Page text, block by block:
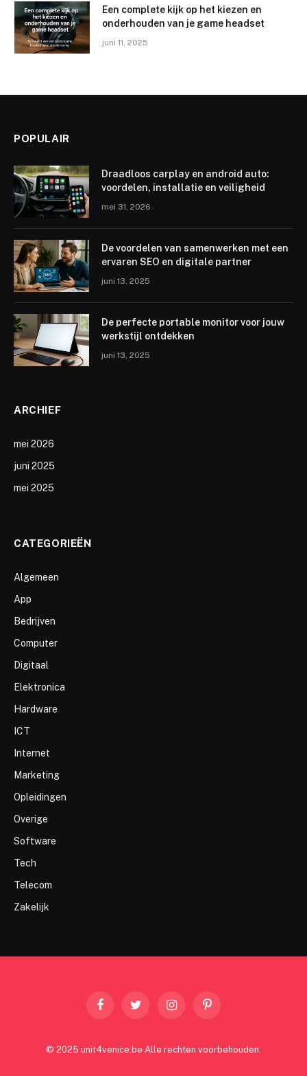
Een complete kijk op het kiezen en
onderhouden van je game headset
juni 11, 2025
POPULAIR
Draadloos carplay en android auto:
voordelen, installatie en veiligheid
mei 31, 2026
De voordelen van samenwerken met een
ervaren SEO en digitale partner
juni 13, 2025
De perfecte portable monitor voor jouw
werkstijl ontdekken
juni 13, 2025
ARCHIEF
mei 2026
juni 2025
mei 2025
CATEGORIEËN
Algemeen
App
Bedrijven
Computer
Digitaal
Elektronica
Hardware
ICT
Internet
Marketing
Opleidingen
Overige
Software
Tech
Telecom
Zakelijk
FacebookTwitter InstagramPinterest
© 2025 unit4venice.be Alle rechten voorbehouden.